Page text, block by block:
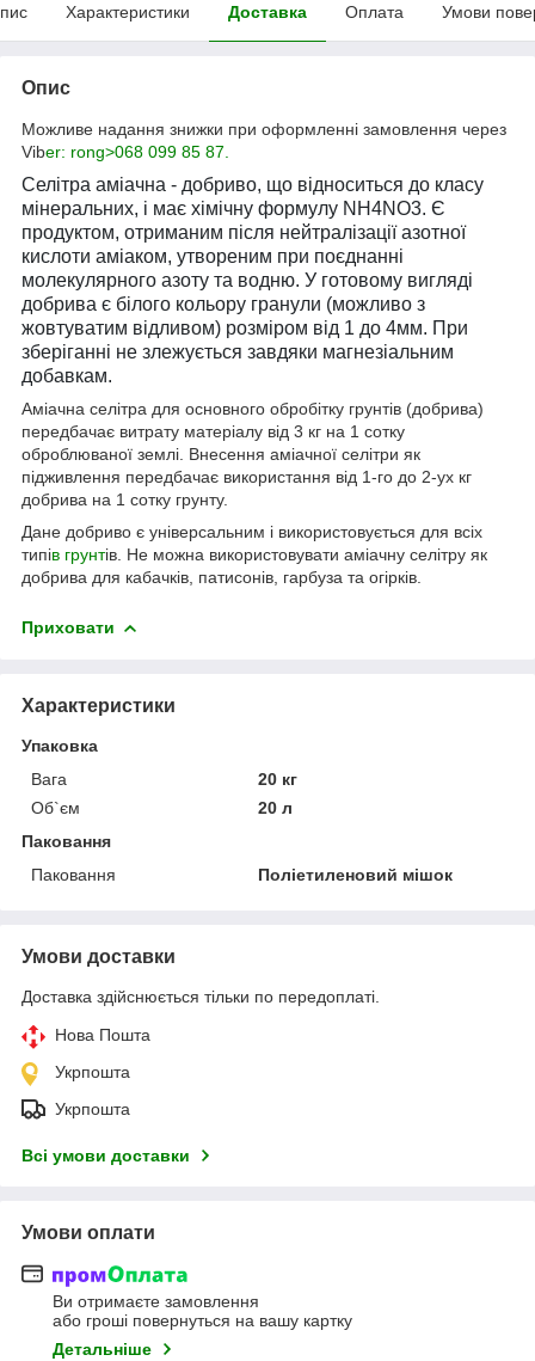
Характеристики Доставка Оплата Умови
Опис
Можливе надання знижки при оформленні замовлення через
Viber: rong>068 099 85 87.
Селітра аміачна - добриво, що відноситься до класу
мінеральних, і має хімічну формулу NH4NO3. Є
продуктом, отриманим після нейтралізації азотної
кислоти аміаком, утвореним при поєднанні
молекулярного азоту та водню. У готовому вигляді
добрива є білого кольору гранули (можливо з
жовтуватим відливом) розміром від 1 до 4мм. При
зберіганні не злежується завдяки магнезіальним
добавкам.
Аміачна селітра для основного обробітку грунтів (добрива)
передбачає витрату матеріалу від 3 кг на 1 сотку
оброблюваної землі. Внесення аміачної селітри як
підживлення передбачає використання від 1-го до 2-ух кг
добрива на 1 сотку грунту.
Дане добриво є універсальним і використовується для всіх
типів грунтів. Не можна використовувати аміачну селітру як
добрива для кабачків, патисонів, гарбуза та огірків.
Приховати
Характеристики
Упаковка
Вага
20 кг
Об`єм
20 л
Паковання
Паковання
Поліетиленовий мішок
Умови доставки
Доставка здійснюється тільки по передоплаті.
Нова Пошта
Укрпошта
Укрпошта
Всі умови доставки
Умови оплати
Ви отримаєте замовлення
або гроші повернуться на вашу картку
Детальніше